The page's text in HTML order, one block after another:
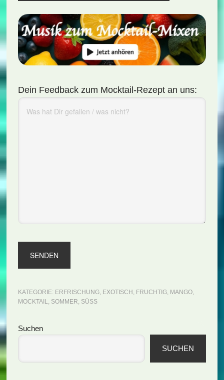
Dein Feedback zum Mocktail-Rezept an uns:
KATEGORIE: ERFRISCHUNG, EXOTISCH , FRUCHTIG, MANGO,
MOCKTAIL, SOMMER, SÜSS
Seitenspalte
Suchen
SUCHEN